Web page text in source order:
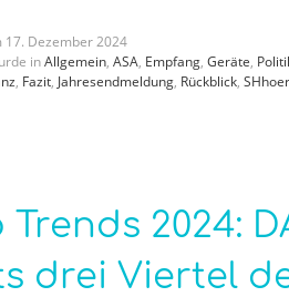
17. Dezember2024
inAllgemein, ASA, Empfang, Geräte,
, Fazit, Jahresendmeldung, Rückblick,
Trends 2024:
drei Viertel